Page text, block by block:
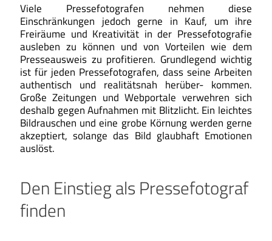
Viele Pressefotografen nehmen diese
Einschränkungen jedoch gerne in Kauf, um ihre
Freiräume und Kreativität in der Pressefotografie
ausleben zu können und von Vorteilen wie dem
Presseausweis zu profitieren. Grundlegend wichtig
ist für jeden Pressefotografen, dass seine Arbeiten
authentisch und realitätsnah herüber- kommen.
Große Zeitungen und Webportale verwehren sich
deshalb gegen Aufnahmen mit Blitzlicht. Ein leichtes
Bildrauschen und eine grobe Körnung werden gerne
akzeptiert, solange das Bild glaubhaft Emotionen
auslöst.
Den Einstieg als Pressefotograf
finden